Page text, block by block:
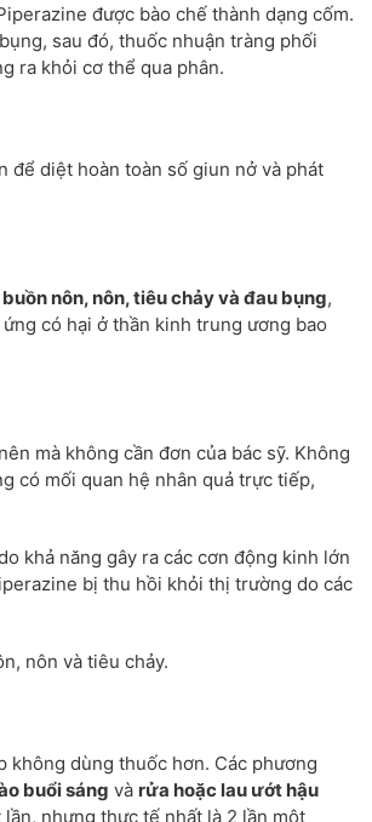
được bào chế thành dạng cốm.
sau đó, thuốc nhuận tràng phối
ra khỏi cơ thể qua phân.
để diệt hoàn toàn số giun nở và phát
buồn nôn, nôn, tiêu chảy và đau bụng,
có hại ở thần kinh trung ương bao
mà không cần đơn của bác sỹ. Không
có mối quan hệ nhân quả trực tiếp,
khả năng gây ra các cơn động kinh lớn
bị thu hồi khỏi thị trường do các
nôn và tiêu chảy.
không dùng thuốc hơn. Các phương
buổi sáng và rửa hoặc lau ướt hậu
nhưng thực tế nhất là 2 lần một